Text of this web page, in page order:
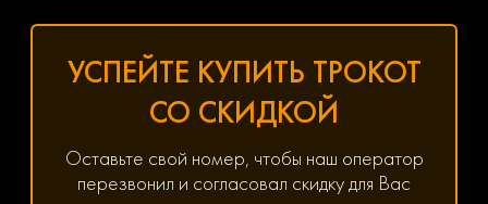
УСПЕЙТЕ КУПИТЬ ТРОКОТ
СО СКИДКОЙ
Оставьте свой номер, чтобы наш оператор
перезвонил и согласовал скидку для Вас